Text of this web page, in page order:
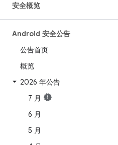
安全概览
Android 安全公告
公告首页
概览
2026 年公告
7 月
6 月
5 月